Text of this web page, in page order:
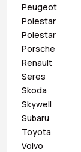
Peugeot
Polestar
Polestar
Porsche
Renault
Seres
Skoda
Skywell
Subaru
Toyota
Volvo